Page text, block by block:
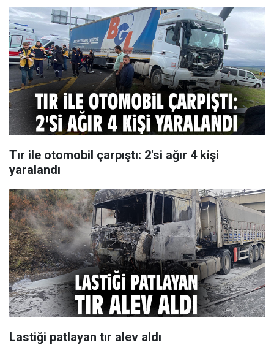
Tır ile otomobil çarpıştı: 2'si ağır 4 kişi
yaralandı
Lastiği patlayan tır alev aldı